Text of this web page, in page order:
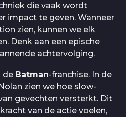
die vaak wordt
impact te geven. Wanneer
zien, kunnen we elk
Denk aan een epische
achtervolging.
de Batman-franchise. In de
zien we hoe slow-
gevechten versterkt. Dit
van de actie voelen,